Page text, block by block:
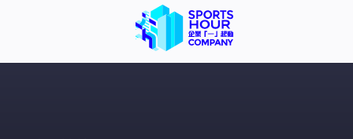
特別安排，保安局局長鄧炳強表示警方初期都是以勸喻或
警告方式為主。鄧炳強：「我們都明白有過渡期，設計有
否改善或其他方面如何做更多宣傳教育，這些都必須。我
們是法、理、情，所以是三者配合，所以我們警方，我們